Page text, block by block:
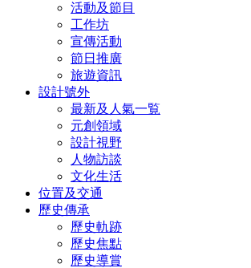
活動及節目
工作坊
宣傳活動
節日推廣
旅遊資訊
設計號外
最新及人氣一覧
元創領域
設計視野
人物訪談
文化生活
位置及交通
歷史傳承
歷史軌跡
歷史焦點
歷史導賞